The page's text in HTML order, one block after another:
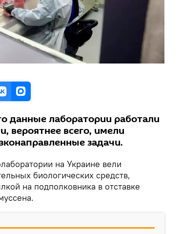
данные лаборатории работали
вероятнее всего, имели
задачи.
на Украине вели
биологических средств,
на подполковника в отставке